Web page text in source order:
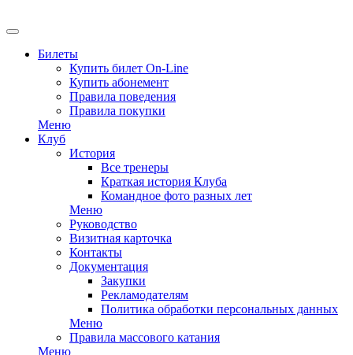
Билеты
Купить билет On-Line
Купить абонемент
Правила поведения
Правила покупки
Меню
Клуб
История
Все тренеры
Краткая история Клуба
Командное фото разных лет
Меню
Руководство
Визитная карточка
Контакты
Документация
Закупки
Рекламодателям
Политика обработки персональных данных
Меню
Правила массового катания
Меню